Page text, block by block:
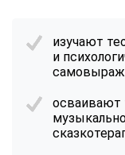
изучают
и
осваивают